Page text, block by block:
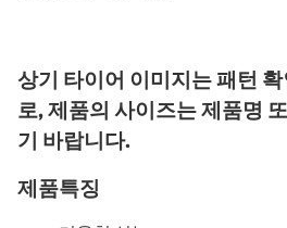
상기 타이어 이미지는 패턴
로, 제품의 사이즈는 제품명
기 바랍니다.
제품특징